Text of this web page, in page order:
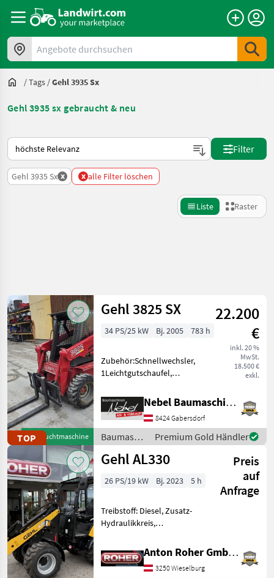
Angebote durchsuchen
/Tags /Gehl 3935 Sx
Gehl 3935 sx gebraucht & neu
So wird auf Landwirt.com sortiert
Filter
Gehl 3935 Sx x x alle Filter löschen
Liste Raster
Kategorie 2 Land Filter
AKTUELLER
PFAD
Gehl
3935
Sx
KATEGORIE
WÄHLEN
Landtechnik
Bautechnik
13
Forsttechnik
12
Kommunaltechnik
6
MARKTPLATZ
Zurücksetzen
Ergebnisse
anzeigen
TOPGebrauchtmaschine
Gehl 3825 SX
22.200
€
inkl. 20 %
MwSt.
18.500 €
exkl.
34 PS/25 kW Bj. 2005 783 h
Zubehör:Schnellwechsler,
1Leichtgutschaufel,
1Palettengabel,
1Reserverad,
Breite:1450mm.Gewicht:1800kg.
Baumaschinen
Kompaktlader
Nebel Baumaschinen
8424 Gabersdorf
Baumaschinen
/ Gehl
Premium Gold Händler
Gehl AL330
Preis
auf
Anfrage
26 PS/19 kW Bj. 2023 5 h
Treibstoff: Diesel, Zusatz-
Hydraulikkreis,
hydr. Geräteverriegelung *
20km/h Fahrantrieb mit
Differenzialsperre und zwei
Anton Roher GmbH (ACA Center Roher)
3250 Wieselburg